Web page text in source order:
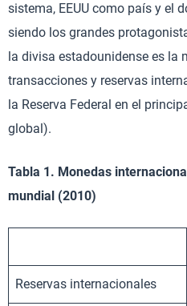
sistema, EEUU como país y el
siendo los grandes
la divisa estadounidense es la
transacciones y reservas
la Reserva Federal en el
global).
Tabla 1. Monedas
mundial (2010)
Reservas internacionales